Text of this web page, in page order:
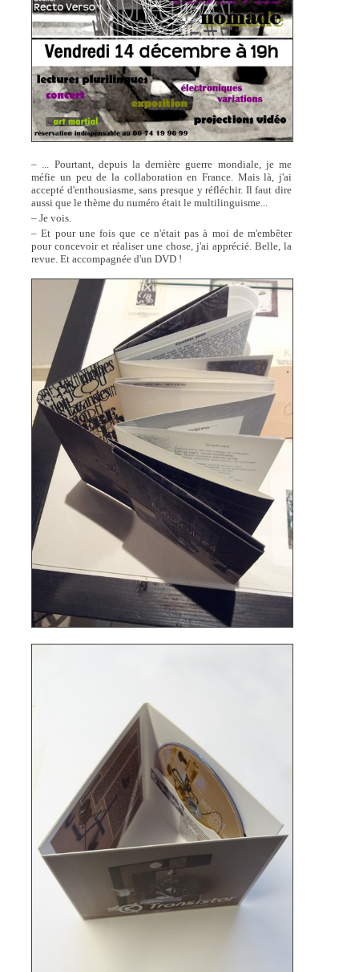
– ... Pourtant, depuis la dernière guerre mondiale, je me
méfie un peu de la collaboration en France. Mais là, j'ai
accepté d'enthousiasme, sans presque y réfléchir. Il faut dire
aussi que le thème du numéro était le multilinguisme...
– Je vois.
– Et pour une fois que ce n'était pas à moi de m'embêter
pour concevoir et réaliser une chose, j'ai apprécié. Belle, la
revue. Et accompagnée d'un DVD !